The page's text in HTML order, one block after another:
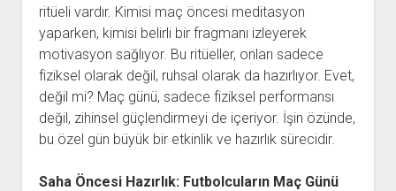
ritüeli vardır. Kimisi maç öncesi meditasyon
yaparken, kimisi belirli bir fragmanı izleyerek
motivasyon sağlıyor. Bu ritüeller, onları sadece
fiziksel olarak değil, ruhsal olarak da hazırlıyor. Evet,
değil mi? Maç günü, sadece fiziksel performansı
değil, zihinsel güçlendirmeyi de içeriyor. İşin özünde,
bu özel gün büyük bir etkinlik ve hazırlık sürecidir.
Saha Öncesi Hazırlık: Futbolcuların Maç Günü